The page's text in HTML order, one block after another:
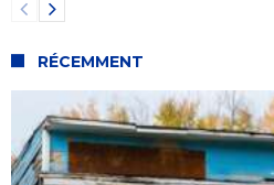
RÉCEMMENT